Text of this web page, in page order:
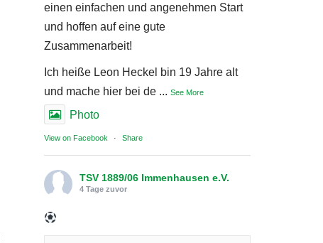
einen einfachen und angenehmen Start
und hoffen auf eine gute
Zusammenarbeit!
Ich heiße Leon Heckel bin 19 Jahre alt
und mache hier bei de ... See More
Photo
View on Facebook · Share
TSV 1889/06 Immenhausen e.V.
4 Tage zuvor